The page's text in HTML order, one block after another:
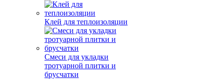
Клей для теплоизоляции
Смеси для укладки
тротуарной плитки и
брусчатки